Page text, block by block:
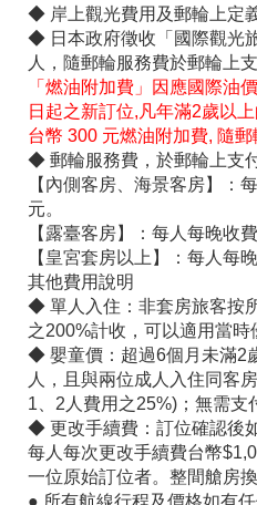
◆ 岸上觀光費用及郵輪上定
◆ 日本政府徵收「國際觀光
人，隨郵輪服務費於郵輪上支
「燃油附加費」因應國際油
日起之新訂位,凡年滿2歲以
台幣 300 元燃油附加費, 隨郵
◆ 郵輪服務費，於郵輪上支
【內側客房、海景客房】：
元。
【露臺客房】：每人每晚收
【皇宮套房以上】：每人每
其他費用說明
◆ 單人入住：非套房旅客按
之200%計收，可以適用當時
◆ 嬰童價：超過6個月未滿2
人，且與兩位成人入住同客
1、2人費用之25%)；無需支
◆ 更改手續費：訂位確認後
每人每次更改手續費台幣
一位原始訂位者。整間艙房換
● 所有航線行程及價格如有